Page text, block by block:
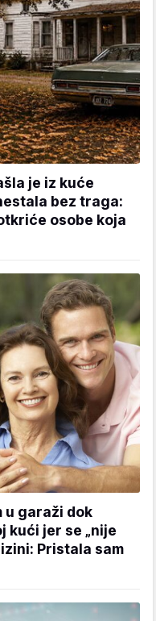
je iz kuće
bez traga:
osobe koja
u garaži dok
kući jer se „nije
Pristala sam